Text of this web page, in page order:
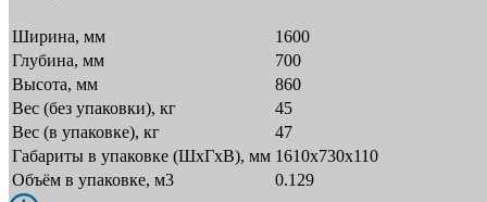
Ширина, мм
1600
Глубина, мм
700
Высота, мм
860
Вес (без упаковки), кг
45
Вес (в упаковке), кг
47
Габариты в упаковке (ШxГxВ), мм 1610х730х110
Объём в упаковке, м3
0.129